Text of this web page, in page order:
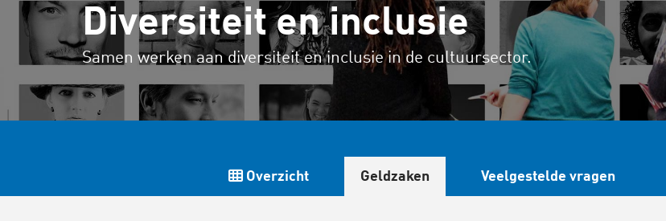
Diversiteit en inclusie
Samen werken aan diversiteit en inclusie in de cultuursector.
Overzicht Geldzaken Veelgestelde vragen